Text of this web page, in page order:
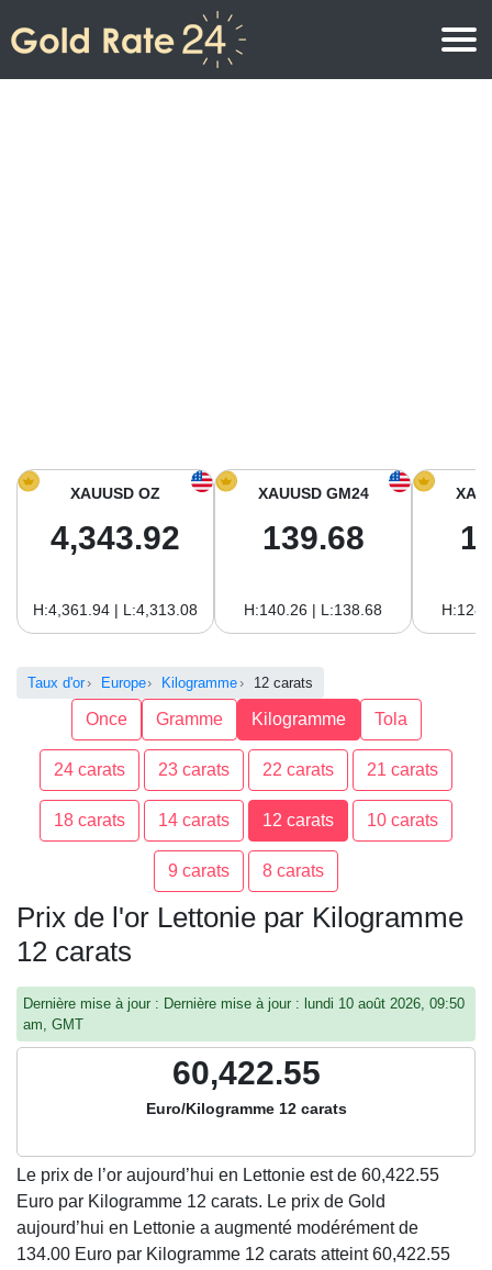
Prix de l’or aujourd’hui en Amérique du Sud
XAUUSD OZ
4,343.92
H:4,361.94 | L:4,313.08
XAUUSD GM24
139.68
H:140.26 | L:138.68
Taux d'or Europe Kilogramme 12 carats
Once Gramme Kilogramme Tola
24 carats 23 carats 22 carats 21 carats
18 carats 14 carats 12 carats 10 carats
9 carats 8 carats
Prix de l'or Lettonie par Kilogramme
12 carats
Dernière mise à jour : Dernière mise à jour : lundi 10 août 2026, 09:50
am, GMT
60,422.55
Euro/Kilogramme 12 carats
Le prix de l’or aujourd’hui en Lettonie est de 60,422.55
Euro par Kilogramme 12 carats. Le prix de Gold
aujourd’hui en Lettonie a augmenté modérément de
134.00 Euro par Kilogramme 12 carats atteint 60,422.55